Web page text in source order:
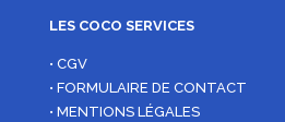
LES COCO SERVICES
• CGV
• FORMULAIRE DE CONTACT
• MENTIONS LÉGALES